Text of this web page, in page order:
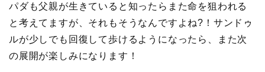
パダも父親が生きていると知ったらまた命を狙われる
と考えてますが、それもそうなんですよね?！サンドゥ
ルが少しでも回復して歩けるようになったら、また次
の展開が楽しみになります！